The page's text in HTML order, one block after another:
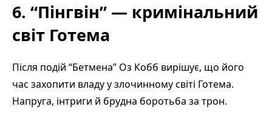
6. “Пінгвін” — кримінальний
світ Готема
Після подій “Бетмена” Оз Кобб вирішує, що його
час захопити владу у злочинному світі Готема.
Напруга, інтриги й брудна боротьба за трон.